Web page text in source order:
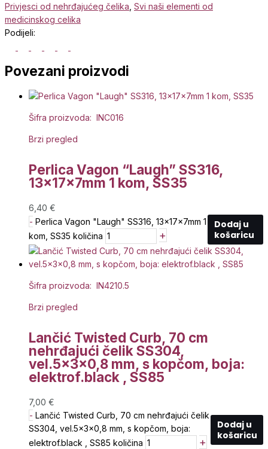
Privjesci od nehrđajućeg čelika Svi naši elementi od
medicinskog celika
Podijeli:
Povezani proizvodi
Šifra proizvoda: INC016
Brzi pregled
Perlica Vagon “Laugh” SS316,
13x17x7mm 1 kom, SS35
6,40 €
- Perlica Vagon "Laugh" SS316, 13x17x7mm 1
kom, SS35 količina
+
Dodaj u
košaricu
Šifra proizvoda: IN4210.5
Brzi pregled
Lančić Twisted Curb, 70 cm
nehrđajući čelik SS304,
vel.5x3x0,8 mm, s kopčom, boja:
elektrof.black , SS85
7,00 €
- Lančić Twisted Curb, 70 cm nehrđajući čelik
SS304, vel.5x3x0,8 mm, s kopčom, boja:
elektrof.black , SS85 količina
+
Dodaj u
košaricu